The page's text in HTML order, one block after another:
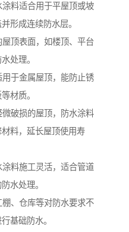
料适合用于平屋顶或坡
形成连续防水层。
顶表面，如楼顶、平台
处理。
于金属屋顶，能防止锈
材质。
破损的屋顶，防水涂料
料，延长屋顶使用寿
料施工灵活，适合管道
水处理。
、仓库等对防水要求不
基础防水。